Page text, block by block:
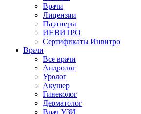
Врачи
Лицензии
Партнеры
ИНВИТРО
Сертификаты Инвитро
Врачи
Все врачи
Андролог
Уролог
Акушер
Гинеколог
Дерматолог
Врач УЗИ